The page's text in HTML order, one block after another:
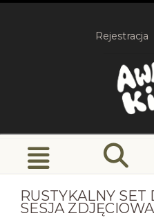
Rejestracja
RUSTYKALNY SET
SESJA